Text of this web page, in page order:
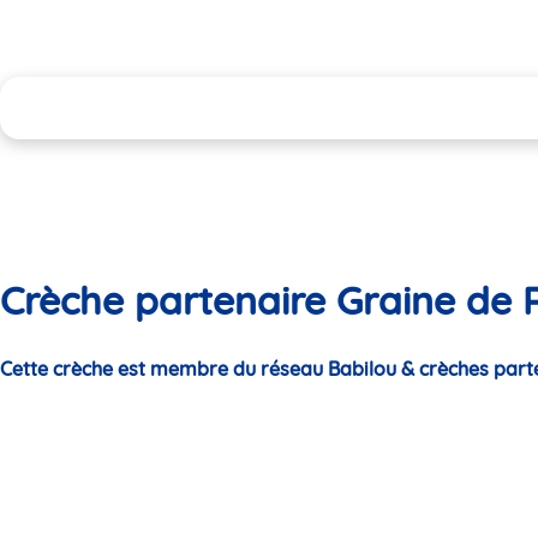
Crèche partenaire Graine de
Cette crèche est membre du réseau Babilou & crèches